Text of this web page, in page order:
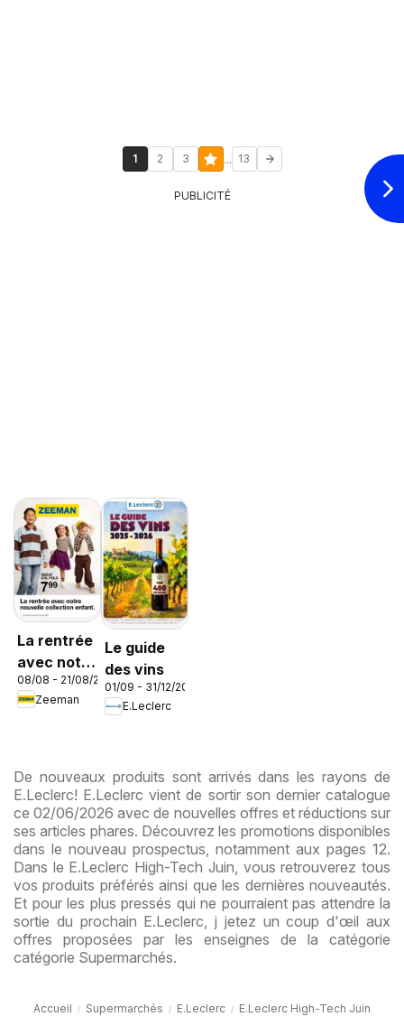
1 2 3 ... 13
PUBLICITÉ
La rentrée
avec notre
nouvelle
collection
08/08 - 21/08/2026
Zeeman
Le guide
des vins
01/09 - 31/12/2026
E.Leclerc
De nouveaux produits sont arrivés dans les rayons de
E.Leclerc! E.Leclerc vient de sortir son dernier catalogue
ce 02/06/2026 avec de nouvelles offres et réductions sur
ses articles phares. Découvrez les promotions disponibles
dans le nouveau prospectus, notamment aux pages 12.
Dans le E.Leclerc High-Tech Juin, vous retrouverez tous
vos produits préférés ainsi que les dernières nouveautés.
Et pour les plus pressés qui ne pourraient pas attendre la
sortie du prochain E.Leclerc, j jetez un coup d'œil aux
offres proposées par les enseignes de la catégorie
catégorie Supermarchés.
Accueil Supermarchés E.Leclerc E.Leclerc High-Tech Juin